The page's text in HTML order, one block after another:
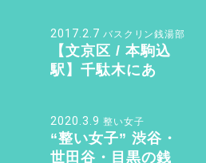
ューシュ』
2017.2.7 バスクリン銭湯部
【文京区 / 本駒込
駅】千駄木にあ
女性も行きたくな
る「ふくの湯」
2020.3.9 整い女子
“整い女子” 渋谷・
世田谷・目黒の銭